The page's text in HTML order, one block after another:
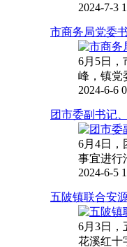
2024-7-3
市商务局党委
6月5日，
峰，镇党
2024-6-6
团市委副书记
6月4日，
事宜进行
2024-6-5
五陂镇联合安
6月3日，
花溪红十